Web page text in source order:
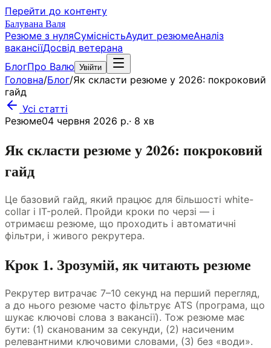
Перейти до контенту
Балувана Валя
Резюме з нуляСумісністьАудит резюмеАналіз
вакансіїДосвід ветерана
БлогПро Валю Увійти
Головна/Блог/Як скласти резюме у 2026: покроковий
гайд
Усі статті
Резюме04 червня 2026 р.· 8 хв
Як скласти резюме у 2026: покроковий
гайд
Це базовий гайд, який працює для більшості white-
collar і IT-ролей. Пройди кроки по черзі — і
отримаєш резюме, що проходить і автоматичні
фільтри, і живого рекрутера.
Крок 1. Зрозумій, як читають резюме
Рекрутер витрачає 7–10 секунд на перший перегляд,
а до нього резюме часто фільтрує ATS (програма, що
шукає ключові слова з вакансії). Тож резюме має
бути: (1) сканованим за секунди, (2) насиченим
релевантними ключовими словами, (3) без «води».